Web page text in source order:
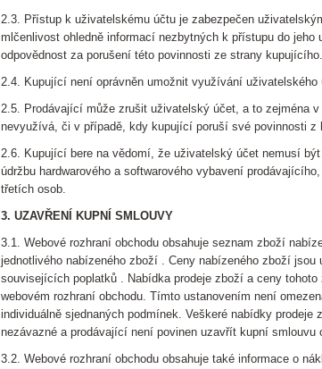
2.3. Přístup k uživatelskému účtu je zabezpečen
mlčenlivost ohledně informací nezbytných k přístupu do
odpovědnost za porušení této povinnosti ze strany kupujícího.
2.4. Kupující není oprávněn umožnit využívání uživatelského
2.5. Prodávající může zrušit uživatelský účet, a to zejména
nevyužívá, či v případě, kdy kupující poruší své povinnosti z
2.6. Kupující bere na vědomí, že uživatelský účet nemusí
údržbu hardwarového a softwarového vybavení
třetích osob.
3. UZAVŘENÍ KUPNÍ SMLOUVY
3.1. Webové rozhraní obchodu obsahuje seznam zboží
jednotlivého nabízeného zboží . Ceny nabízeného zboží
souvisejících poplatků . Nabídka prodeje zboží a ceny
webovém rozhraní obchodu. Tímto ustanovením není
individuálně sjednaných podmínek. Veškeré nabídky
nezávazné a prodávající není povinen uzavřít kupní smlouvu
3.2. Webové rozhraní obchodu obsahuje také informace o